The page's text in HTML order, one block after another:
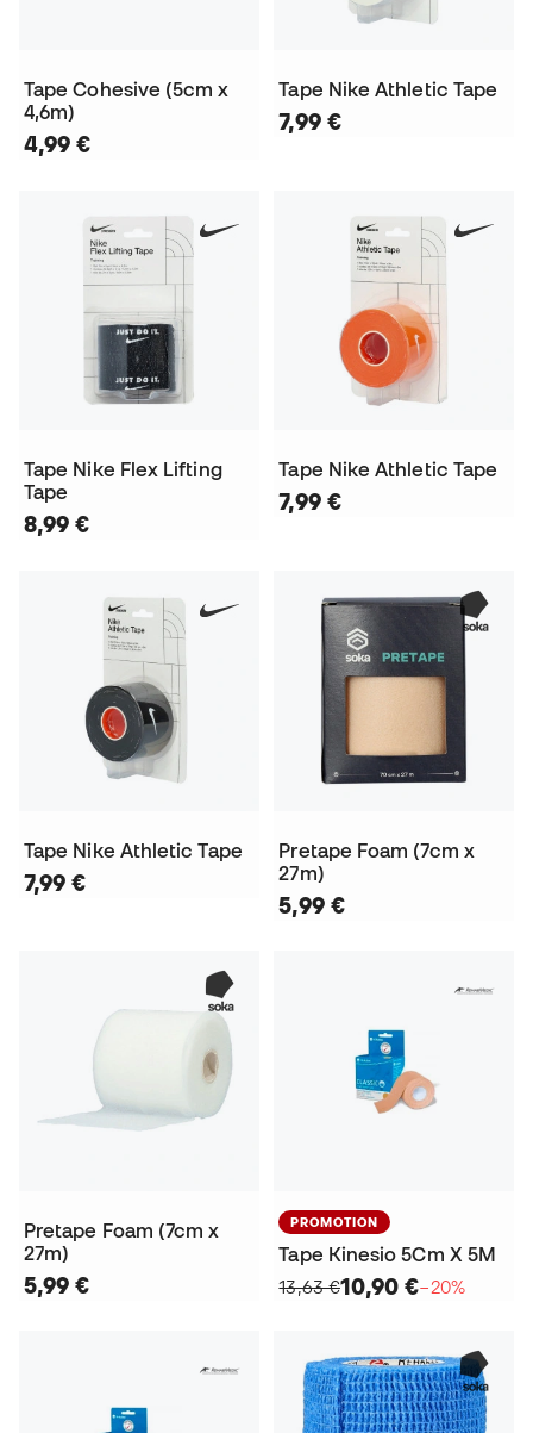
Tape Cohesive (5cm x
4,6m)
4,99 €
Tape Nike Athletic Tape
7,99 €
Tape Nike Flex Lifting
Tape
8,99 €
Tape Nike Athletic Tape
7,99 €
Tape Nike Athletic Tape
7,99 €
Pretape Foam (7cm x
27m)
5,99 €
Pretape Foam (7cm x
27m)
5,99 €
PROMOTION
Tape Kinesio 5Cm X 5M
13,63 €10,90 €−20%